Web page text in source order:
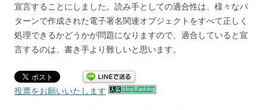
宣言することにしました。読み手としての適合性は、様々なパ
ターンで作成された電子署名関連オブジェクトをすべて正しく
処理できるかどうかが問題になりますので、適合していると宣
言するのは、書き手より難しいと思います。
投票をお願いいたします